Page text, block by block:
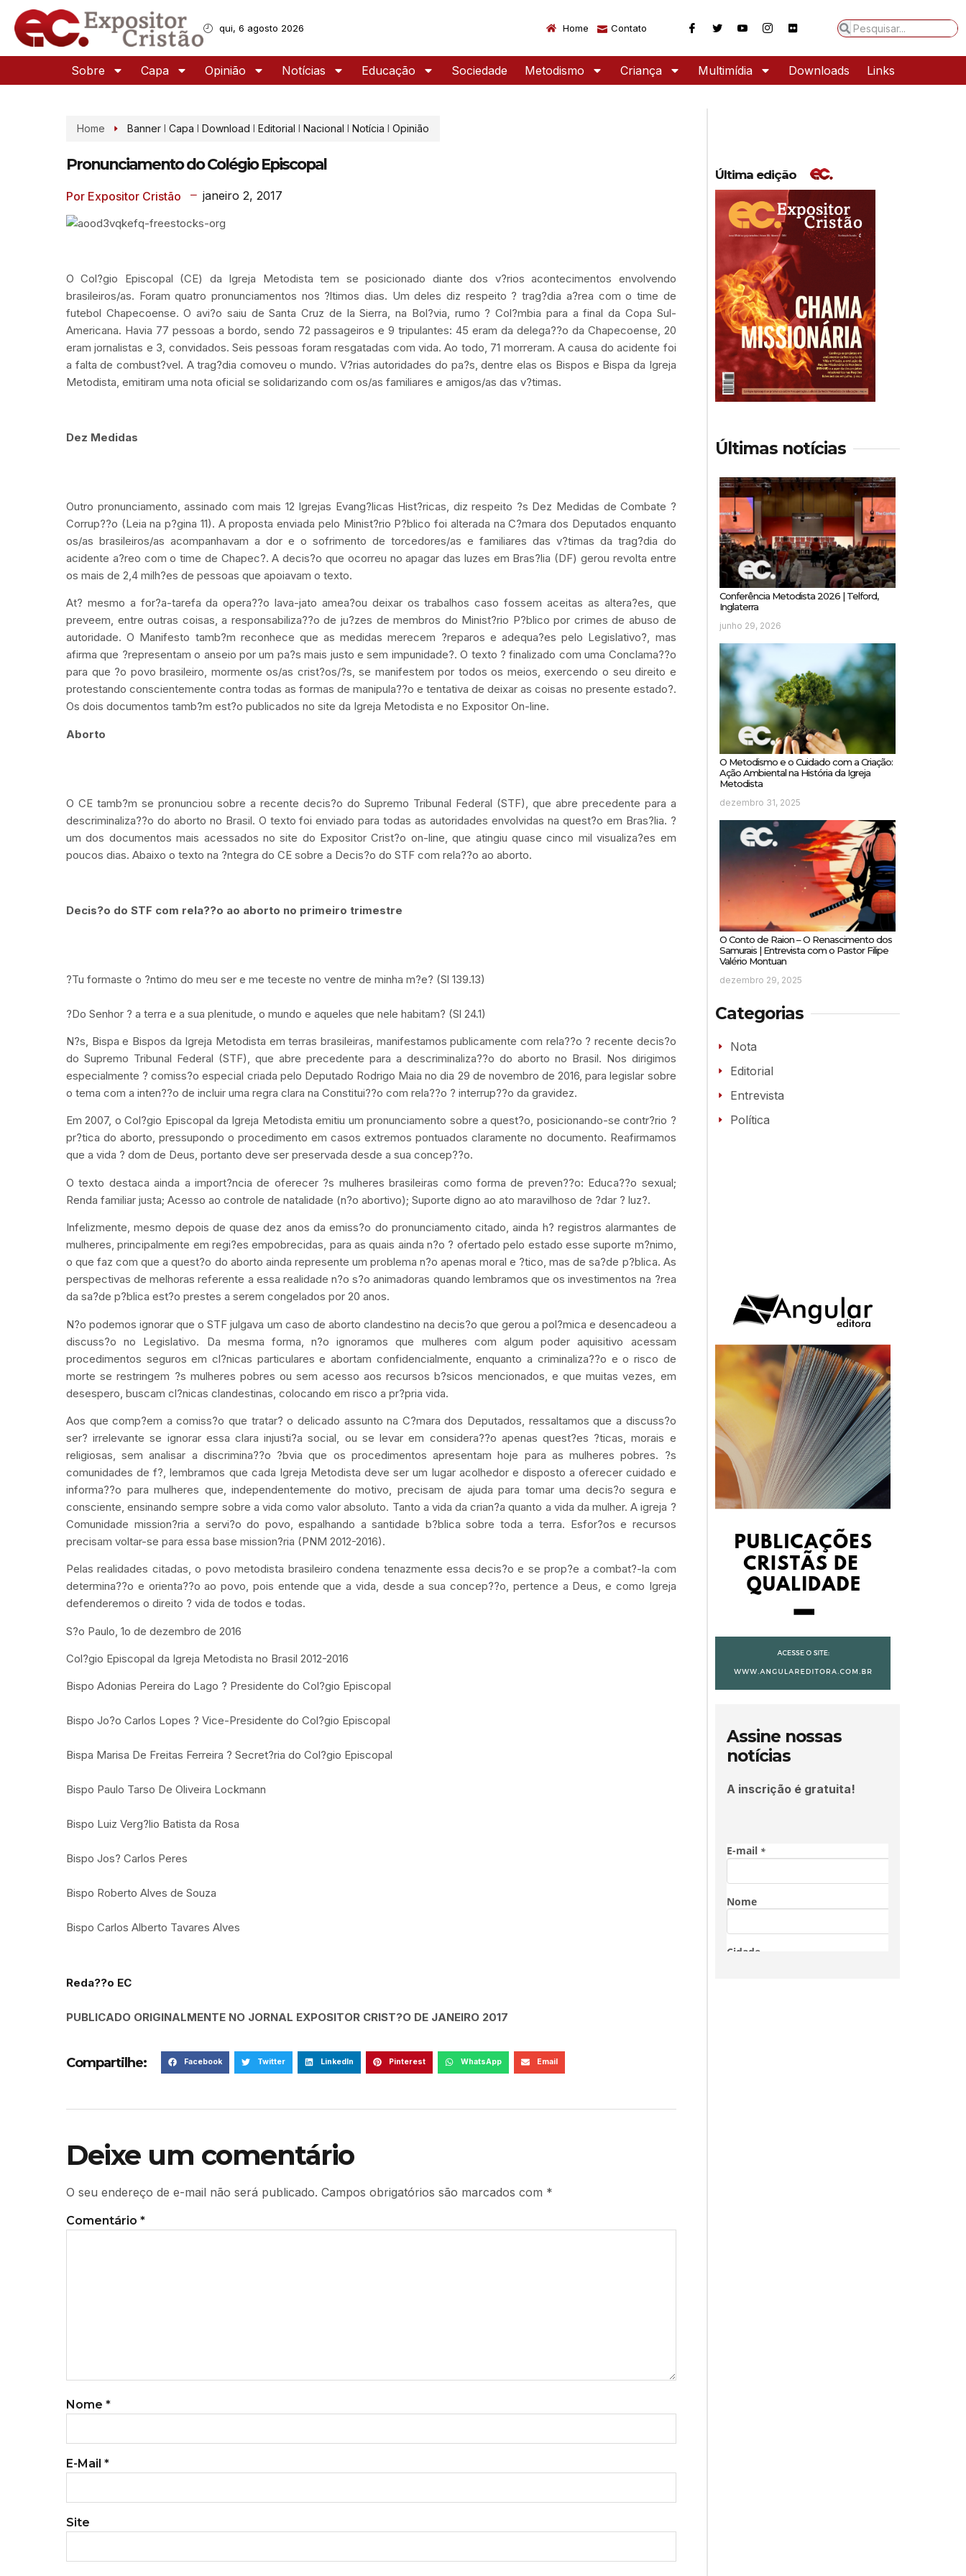
qui, 6 agosto 2026 Home Contato
Sobre Capa Opinião Notícias Educação Sociedade Metodismo Criança Multimídia Downloads Links
Home BannerI Capa Download Editorial Nacional Notícia Opinião
Pronunciamento do Colégio Episcopal
Por Expositor Cristão janeiro 2, 2017
O Col?gio Episcopal (CE) da Igreja Metodista tem se posicionado diante dos v?rios acontecimentos envolvendo
brasileiros/as. Foram quatro pronunciamentos nos ?ltimos dias. Um deles diz respeito ? trag?dia a?rea com o time de
futebol Chapecoense. O avi?o saiu de Santa Cruz de la Sierra, na Bol?via, rumo ? Col?mbia para a final da Copa Sul-
Americana. Havia 77 pessoas a bordo, sendo 72 passageiros e 9 tripulantes: 45 eram da delega??o da Chapecoense, 20
eram jornalistas e 3, convidados. Seis pessoas foram resgatadas com vida. Ao todo, 71 morreram. A causa do acidente foi
a falta de combust?vel. A trag?dia comoveu o mundo. V?rias autoridades do pa?s, dentre elas os Bispos e Bispa da Igreja
Metodista, emitiram uma nota oficial se solidarizando com os/as familiares e amigos/as das v?timas.
Dez Medidas
Outro pronunciamento, assinado com mais 12 Igrejas Evang?licas Hist?ricas, diz respeito ?s Dez Medidas de Combate ?
Corrup??o (Leia na p?gina 11). A proposta enviada pelo Minist?rio P?blico foi alterada na C?mara dos Deputados enquanto
os/as brasileiros/as acompanhavam a dor e o sofrimento de torcedores/as e familiares das v?timas da trag?dia do
acidente a?reo com o time de Chapec?. A decis?o que ocorreu no apagar das luzes em Bras?lia (DF) gerou revolta entre
os mais de 2,4 milh?es de pessoas que apoiavam o texto.
At? mesmo a for?a-tarefa da opera??o lava-jato amea?ou deixar os trabalhos caso fossem aceitas as altera?es, que
preveem, entre outras coisas, a responsabiliza??o de ju?zes de membros do Minist?rio P?blico por crimes de abuso de
autoridade. O Manifesto tamb?m reconhece que as medidas merecem ?reparos e adequa?es pelo Legislativo?, mas
afirma que ?representam o anseio por um pa?s mais justo e sem impunidade?. O texto ? finalizado com uma Conclama??o
para que ?o povo brasileiro, mormente os/as crist?os/?s, se manifestem por todos os meios, exercendo o seu direito e
protestando conscientemente contra todas as formas de manipula??o e tentativa de deixar as coisas no presente estado?.
Os dois documentos tamb?m est?o publicados no site da Igreja Metodista e no Expositor On-line.
Aborto
O CE tamb?m se pronunciou sobre a recente decis?o do Supremo Tribunal Federal (STF), que abre precedente para a
descriminaliza??o do aborto no Brasil. O texto foi enviado para todas as autoridades envolvidas na quest?o em Bras?lia. ?
um dos documentos mais acessados no site do Expositor Crist?o on-line, que atingiu quase cinco mil visualiza?es em
poucos dias. Abaixo o texto na ?ntegra do CE sobre a Decis?o do STF com rela??o ao aborto.
Decis?o do STF com rela??o ao aborto no primeiro trimestre
?Tu formaste o ?ntimo do meu ser e me teceste no ventre de minha m?e? (Sl 139.13)
?Do Senhor ? a terra e a sua plenitude, o mundo e aqueles que nele habitam? (Sl 24.1)
N?s, Bispa e Bispos da Igreja Metodista em terras brasileiras, manifestamos publicamente com rela??o ? recente decis?o
do Supremo Tribunal Federal (STF), que abre precedente para a descriminaliza??o do aborto no Brasil. Nos dirigimos
especialmente ? comiss?o especial criada pelo Deputado Rodrigo Maia no dia 29 de novembro de 2016, para legislar sobre
o tema com a inten??o de incluir uma regra clara na Constitui??o com rela??o ? interrup??o da gravidez.
Em 2007, o Col?gio Episcopal da Igreja Metodista emitiu um pronunciamento sobre a quest?o, posicionando-se contr?rio ?
pr?tica do aborto, pressupondo o procedimento em casos extremos pontuados claramente no documento. Reafirmamos
que a vida ? dom de Deus, portanto deve ser preservada desde a sua concep??o.
O texto destaca ainda a import?ncia de oferecer ?s mulheres brasileiras como forma de preven??o: Educa??o sexual;
Renda familiar justa; Acesso ao controle de natalidade (n?o abortivo); Suporte digno ao ato maravilhoso de ?dar ? luz?.
Infelizmente, mesmo depois de quase dez anos da emiss?o do pronunciamento citado, ainda h? registros alarmantes de
mulheres, principalmente em regi?es empobrecidas, para as quais ainda n?o ? ofertado pelo estado esse suporte m?nimo,
o que faz com que a quest?o do aborto ainda represente um problema n?o apenas moral e ?tico, mas de sa?de p?blica. As
perspectivas de melhoras referente a essa realidade n?o s?o animadoras quando lembramos que os investimentos na ?rea
da sa?de p?blica est?o prestes a serem congelados por 20 anos.
N?o podemos ignorar que o STF julgava um caso de aborto clandestino na decis?o que gerou a pol?mica e desencadeou a
discuss?o no Legislativo. Da mesma forma, n?o ignoramos que mulheres com algum poder aquisitivo acessam
procedimentos seguros em cl?nicas particulares e abortam confidencialmente, enquanto a criminaliza??o e o risco de
morte se restringem ?s mulheres pobres ou sem acesso aos recursos b?sicos mencionados, e que muitas vezes, em
desespero, buscam cl?nicas clandestinas, colocando em risco a pr?pria vida.
Aos que comp?em a comiss?o que tratar? o delicado assunto na C?mara dos Deputados, ressaltamos que a discuss?o
ser? irrelevante se ignorar essa clara injusti?a social, ou se levar em considera??o apenas quest?es ?ticas, morais e
religiosas, sem analisar a discrimina??o ?bvia que os procedimentos apresentam hoje para as mulheres pobres. ?s
comunidades de f?, lembramos que cada Igreja Metodista deve ser um lugar acolhedor e disposto a oferecer cuidado e
informa??o para mulheres que, independentemente do motivo, precisam de ajuda para tomar uma decis?o segura e
consciente, ensinando sempre sobre a vida como valor absoluto. Tanto a vida da crian?a quanto a vida da mulher. A igreja ?
Comunidade mission?ria a servi?o do povo, espalhando a santidade b?blica sobre toda a terra. Esfor?os e recursos
precisam voltar-se para essa base mission?ria (PNM 2012-2016).
Pelas realidades citadas, o povo metodista brasileiro condena tenazmente essa decis?o e se prop?e a combat?-la com
determina??o e orienta??o ao povo, pois entende que a vida, desde a sua concep??o, pertence a Deus, e como Igreja
defenderemos o direito ? vida de todos e todas.
S?o Paulo, 1o de dezembro de 2016
Col?gio Episcopal da Igreja Metodista no Brasil 2012-2016
Bispo Adonias Pereira do Lago ? Presidente do Col?gio Episcopal
Bispo Jo?o Carlos Lopes ? Vice-Presidente do Col?gio Episcopal
Bispa Marisa De Freitas Ferreira ? Secret?ria do Col?gio Episcopal
Bispo Paulo Tarso De Oliveira Lockmann
Bispo Luiz Verg?lio Batista da Rosa
Bispo Jos? Carlos Peres
Bispo Roberto Alves de Souza
Bispo Carlos Alberto Tavares Alves
Reda??o EC
PUBLICADO ORIGINALMENTE NO JORNAL EXPOSITOR CRIST?O DE JANEIRO 2017
Compartilhe: Facebook Twitter LinkedIn Pinterest WhatsApp Email
Deixe um comentário
O seu endereço de e-mail não será publicado. Campos obrigatórios são marcados com *
Comentário *
Nome *
E-Mail *
Site
Última edição
Últimas notícias
Conferência Metodista 2026 | Telford,
Inglaterra
junho 29, 2026
O Metodismo e o Cuidado com a Criação:
Ação Ambiental na História da Igreja
Metodista
dezembro 31, 2025
O Conto de Raion – O Renascimento dos
Samurais | Entrevista com o Pastor Filipe
Valério Montuan
dezembro 29, 2025
Categorias
Nota
Editorial
Entrevista
Política
Assine nossas
notícias
A inscrição é gratuita!